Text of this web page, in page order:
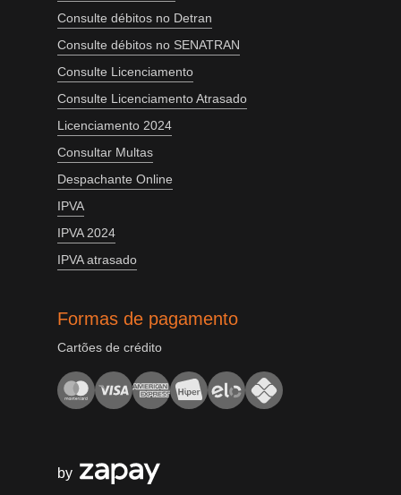
Consulte débitos no Detran
Consulte débitos no SENATRAN
Consulte Licenciamento
Consulte Licenciamento Atrasado
Licenciamento 2024
Consultar Multas
Despachante Online
IPVA
IPVA 2024
IPVA atrasado
Formas de pagamento
Cartões de crédito
by